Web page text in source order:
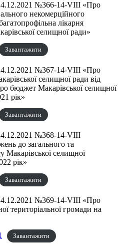
№366-14-VIII «Про
некомерційного
лікарня
селищної ради»
Завантажити
№367-14-VIII «Про
селищної ради від
бюджет Макарівської селищної
рік»
Завантажити
№368-14-VIII
до загального та
Макарівської селищної
рік»
Завантажити
№369-14-VIII «Про
територіальної громади на
Завантажити